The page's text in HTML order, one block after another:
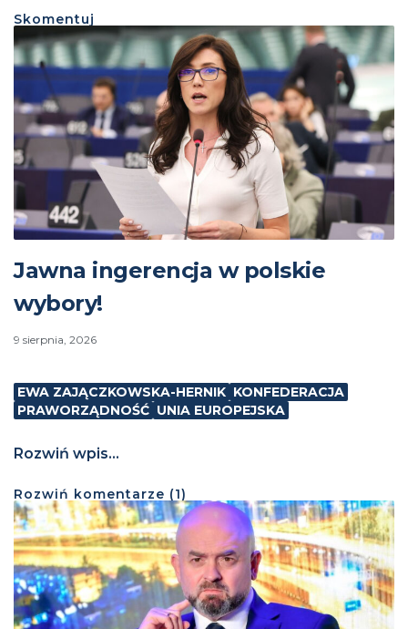
Skomentuj
Jawna ingerencja w polskie
wybory!
9 sierpnia, 2026
EWA ZAJĄCZKOWSKA-HERNIK KONFEDERACJA
PRAWORZĄDNOŚĆ UNIA EUROPEJSKA
Rozwiń wpis...
Rozwiń komentarze (1)